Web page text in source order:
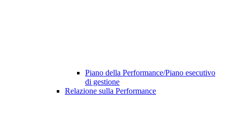
Piano della Performance/Piano esecutivo
di gestione
Relazione sulla Performance